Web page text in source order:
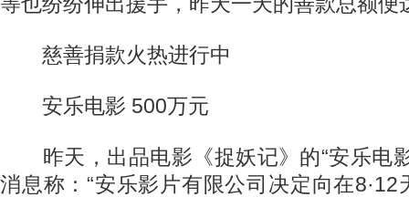
慈善捐款火热进行中
安乐电影 500万元
昨天，出品电影《捉妖记》的“安乐电
消息称：“安乐影片有限公司决定向在